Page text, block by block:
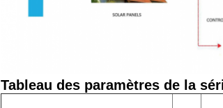
Tableau des paramètres de la